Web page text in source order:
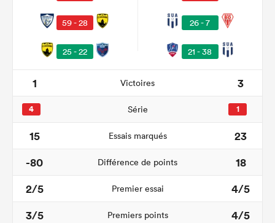
59 - 28
25 - 22
26 - 7
21 - 38
1 Victoires 3
4 Série 1
15 Essais marqués
23
-80
Différence de points
18
2/5
Premier essai
4/5
3/5
Premiers points
4/5